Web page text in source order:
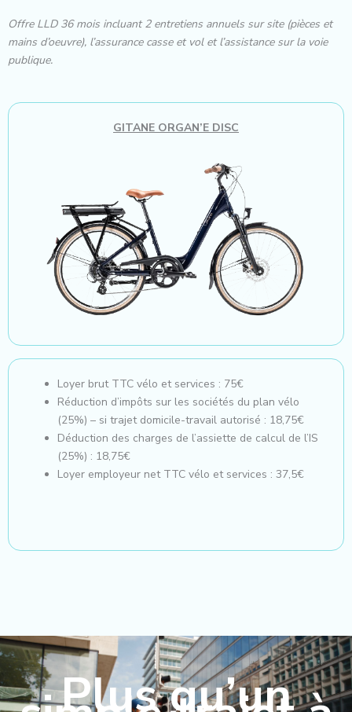
Offre LLD 36 mois incluant 2 entretiens annuels sur site (pièces et
mains d’oeuvre), l’assurance casse et vol et l’assistance sur la voie
publique.
GITANE ORGAN’E DISC
Loyer brut TTC vélo et services : 75€
Réduction d’impôts sur les sociétés du plan vélo
(25%) – si trajet domicile-travail autorisé : 18,75€
Déduction des charges de l’assiette de calcul de l’IS
(25%) : 18,75€
Loyer employeur net TTC vélo et services : 37,5€
Plus qu’un